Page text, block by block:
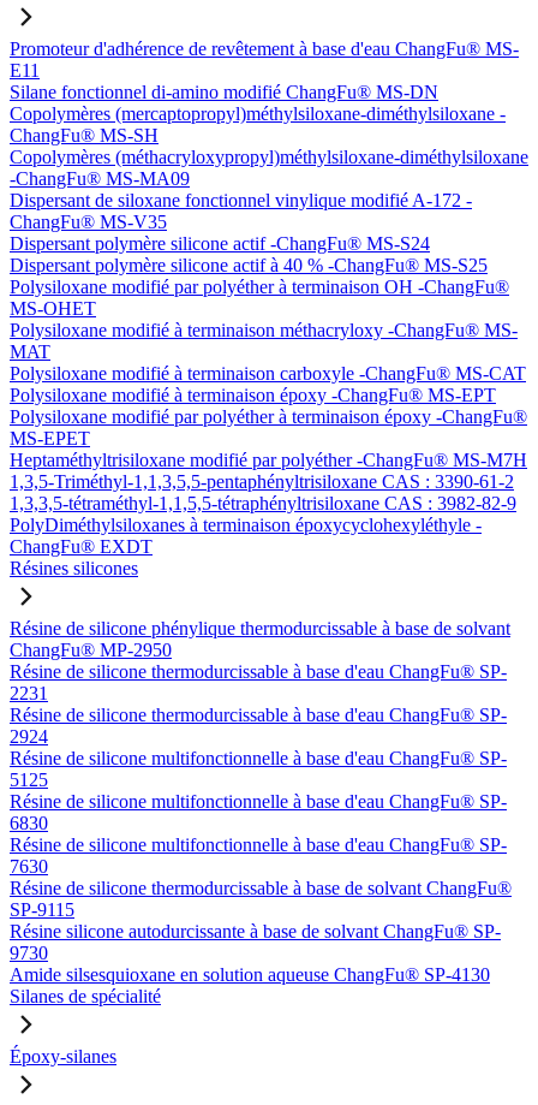
Promoteur d'adhérence de revêtement à base d'eau ChangFu® MS-
E11
Silane fonctionnel di-amino modifié ChangFu® MS-DN
Copolymères (mercaptopropyl)méthylsiloxane-diméthylsiloxane -
ChangFu® MS-SH
Copolymères (méthacryloxypropyl)méthylsiloxane-diméthylsiloxane
-ChangFu® MS-MA09
Dispersant de siloxane fonctionnel vinylique modifié A-172 -
ChangFu® MS-V35
Dispersant polymère silicone actif -ChangFu® MS-S24
Dispersant polymère silicone actif à 40 % -ChangFu® MS-S25
Polysiloxane modifié par polyéther à terminaison OH -ChangFu®
MS-OHET
Polysiloxane modifié à terminaison méthacryloxy -ChangFu® MS-
MAT
Polysiloxane modifié à terminaison carboxyle -ChangFu® MS-CAT
Polysiloxane modifié à terminaison époxy -ChangFu® MS-EPT
Polysiloxane modifié par polyéther à terminaison époxy -ChangFu®
MS-EPET
Heptaméthyltrisiloxane modifié par polyéther -ChangFu® MS-M7H
1,3,5-Triméthyl-1,1,3,5,5-pentaphényltrisiloxane CAS : 3390-61-2
1,3,3,5-tétraméthyl-1,1,5,5-tétraphényltrisiloxane CAS : 3982-82-9
PolyDiméthylsiloxanes à terminaison époxycyclohexyléthyle -
ChangFu® EXDT
Résines silicones
Résine de silicone phénylique thermodurcissable à base de solvant
ChangFu® MP-2950
Résine de silicone thermodurcissable à base d'eau ChangFu® SP-
2231
Résine de silicone thermodurcissable à base d'eau ChangFu® SP-
2924
Résine de silicone multifonctionnelle à base d'eau ChangFu® SP-
5125
Résine de silicone multifonctionnelle à base d'eau ChangFu® SP-
6830
Résine de silicone multifonctionnelle à base d'eau ChangFu® SP-
7630
Résine de silicone thermodurcissable à base de solvant ChangFu®
SP-9115
Résine silicone autodurcissante à base de solvant ChangFu® SP-
9730
Amide silsesquioxane en solution aqueuse ChangFu® SP-4130
Silanes de spécialité
Époxy-silanes